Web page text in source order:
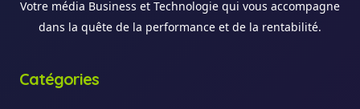
Votre média Business et Technologie qui vous accompagne
dans la quête de la performance et de la rentabilité.
Catégories